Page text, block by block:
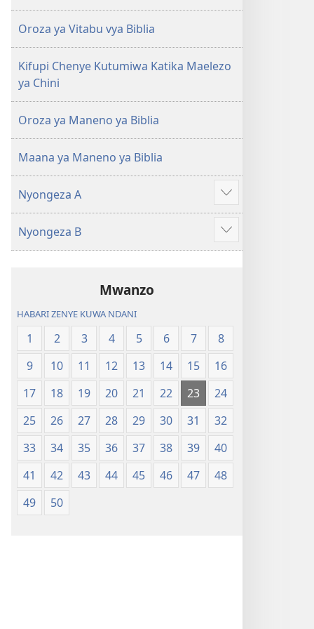
ya
2018)
ya
2018)
Oroza ya Vitabu vya Biblia
Kifupi Chenye Kutumiwa Katika Maelezo
ya Chini
Oroza ya Maneno ya Biblia
Maana ya Maneno ya Biblia
Nyongeza A
Show
more
Nyongeza B
Show
more
Mwanzo
HABARI ZENYE KUWA NDANI
1 2 3 4 5 6 7
8
9
10 11 12 13 14 15
16
17
18 19 20 21 22 23
24
25
26 27 28 29 30 31
32
33
34 35 36 37 38 39
40
41
42 43 44 45 46 47
48
49
50